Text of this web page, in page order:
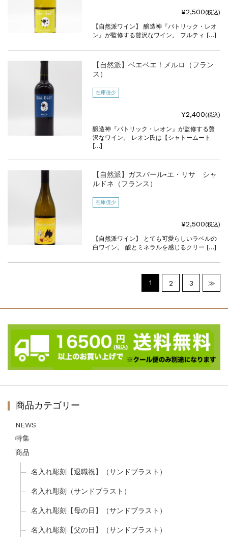
¥2,500(税込)
【自然派ワイン】 醸造神『パトリック・レオ
ン』が監修する贅沢なワイン。 フルティ […]
【自然派】ベエベエ！メルロ（フラン
ス）
在庫僅少
¥2,400(税込)
醸造神『パトリック・レオン』が監修する贅
沢なワイン。 レオン氏は【シャトームート
[…]
【自然派】ガスパール•エ・リサ シャ
ルドネ（フランス）
在庫僅少
¥2,500(税込)
【自然派ワイン】 とても可愛らしいラベルの
白ワイン。 酸とミネラルを感じるクリー […]
1 2 3 ≫
商品カテゴリー
NEWS
特集
商品
名入れ彫刻【退職祝】（サンドブラスト）
名入れ彫刻（サンドブラスト）
名入れ彫刻【母の日】（サンドブラスト）
名入れ彫刻【父の日】（サンドブラスト）